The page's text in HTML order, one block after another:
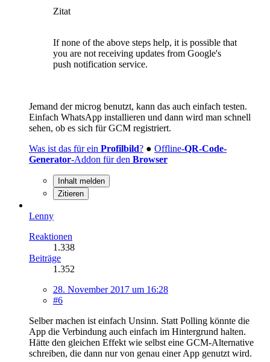
Zitat
If none of the above steps help, it is possible that
you are not receiving updates from Google's
push notification service.
Jemand der microg benutzt, kann das auch einfach testen.
Einfach WhatsApp installieren und dann wird man schnell
sehen, ob es sich für GCM registriert.
Was ist das für ein Profilbild? ● Offline-QR-Code-
Generator-Addon für den Browser
Inhalt melden
Zitieren
Lenny
Reaktionen
1.338
Beiträge
1.352
28. November 2017 um 16:28
#6
Selber machen ist einfach Unsinn. Statt Polling könnte die
App die Verbindung auch einfach im Hintergrund halten.
Hätte den gleichen Effekt wie selbst eine GCM-Alternative
schreiben, die dann nur von genau einer App genutzt wird.